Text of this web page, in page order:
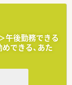
午後勤務できる
できる、あた